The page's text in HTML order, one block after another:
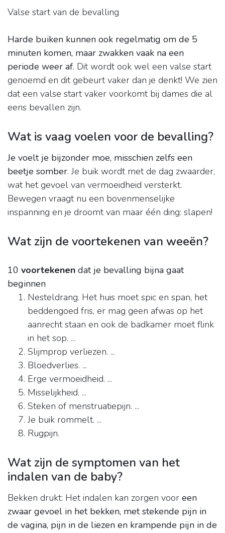
Valse start van de bevalling
Harde buiken kunnen ook regelmatig om de 5
minuten komen, maar zwakken vaak na een
periode weer af. Dit wordt ook wel een valse start
genoemd en dit gebeurt vaker dan je denkt! We zien
dat een valse start vaker voorkomt bij dames die al
eens bevallen zijn.
Wat is vaag voelen voor de bevalling?
Je voelt je bijzonder moe, misschien zelfs een
beetje somber. Je buik wordt met de dag zwaarder,
wat het gevoel van vermoeidheid versterkt.
Bewegen vraagt nu een bovenmenselijke
inspanning en je droomt van maar één ding: slapen!
Wat zijn de voortekenen van weeën?
10 voortekenen dat je bevalling bijna gaat
beginnen
Nesteldrang. Het huis moet spic en span, het
beddengoed fris, er mag geen afwas op het
aanrecht staan en ook de badkamer moet flink
in het sop. ...
Slijmprop verliezen. ...
Bloedverlies. ...
Erge vermoeidheid. ...
Misselijkheid. ...
Steken of menstruatiepijn. ...
Je buik rommelt. ...
Rugpijn.
Wat zijn de symptomen van het
indalen van de baby?
Bekken drukt: Het indalen kan zorgen voor een
zwaar gevoel in het bekken, met stekende pijn in
de vagina, pijn in de liezen en krampende pijn in de